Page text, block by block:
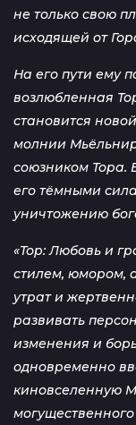
не только свою
исходящей от
На его пути ему
возлюбленная
становится
молнии
союзником Тора.
его тёмными
уничтожению
«Тор: Любовь и
стилем, юмором,
утрат и
развивать
изменения и
одновременно
киновселенную
могущественного